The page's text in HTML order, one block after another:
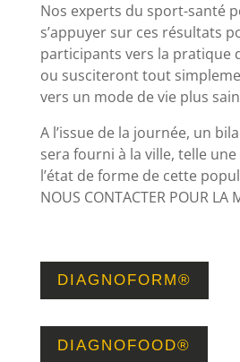
Nos experts du sport-santé
s’appuyer sur ces résultats
participants vers la pratique
ou susciteront tout
vers un mode de vie plus
A l’issue de la journée, un
sera fourni à la ville, telle
l’état de forme de cette
NOUS CONTACTER POUR LA
DIAGNOFORM®
DIAGNOFOOD®